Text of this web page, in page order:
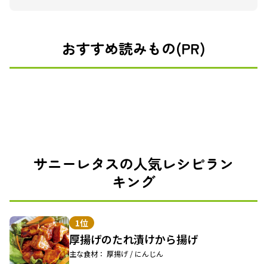
おすすめ読みもの(PR)
サニーレタスの人気レシピラン
キング
1位
厚揚げのたれ漬けから揚げ
主な食材： 厚揚げ / にんじん